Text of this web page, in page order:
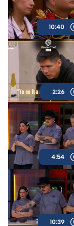
10:40
2:26
4:54
10:39